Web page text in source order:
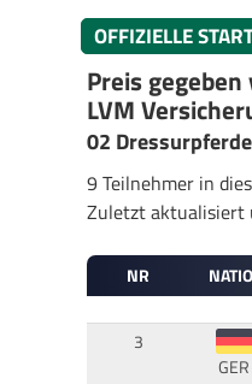
OFFIZIELLE
Preis
LVM
02
9 Teilnehmer in
Zuletzt aktualisiert
NR
3
GER